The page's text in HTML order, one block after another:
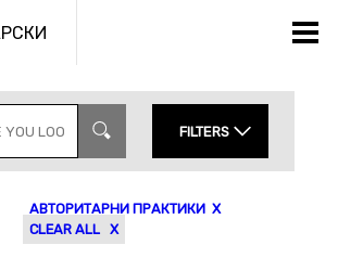
FILTERS
АВТОРИТАРНИ ПРАКТИКИ
CLEAR ALL